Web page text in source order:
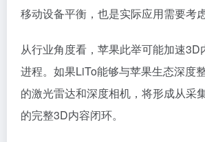
移动设备平衡，也是实际应用需要考
从行业角度看，苹果此举可能加速3D
进程。如果LiTo能够与苹果生态深度
的激光雷达和深度相机，将形成从采
的完整3D内容闭环。